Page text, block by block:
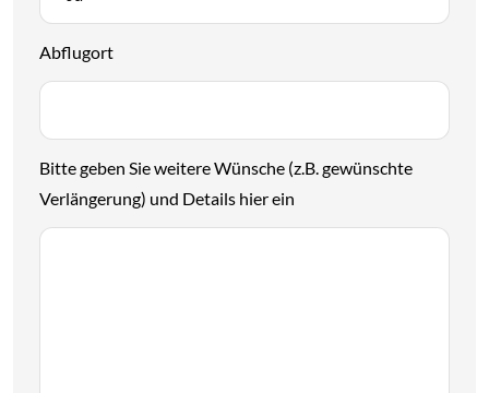
Abflugort
Bitte geben Sie weitere Wünsche (z.B. gewünschte
Verlängerung) und Details hier ein